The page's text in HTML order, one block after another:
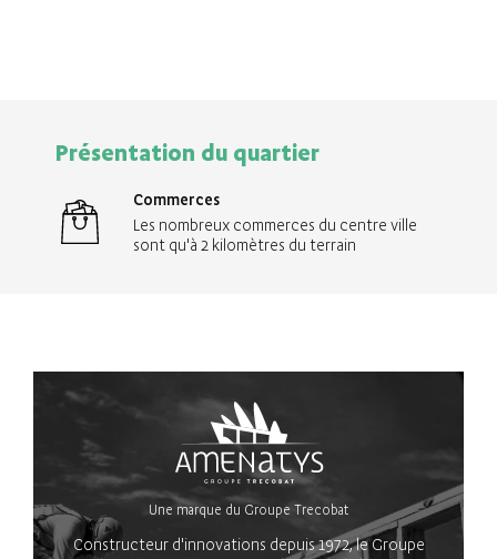
Présentation du quartier
Commerces
Les nombreux commerces du centre ville
sont qu'à 2 kilomètres du terrain
Une marque du Groupe Trecobat
Constructeur d'innovations depuis 1972, le Groupe